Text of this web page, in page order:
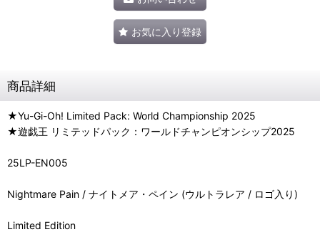
お気に入り登録
商品詳細
★Yu-Gi-Oh! Limited Pack: World Championship 2025
★遊戯王 リミテッドパック：ワールドチャンピオンシップ2025
25LP-EN005
Nightmare Pain / ナイトメア・ペイン (ウルトラレア / ロゴ入り)
Limited Edition